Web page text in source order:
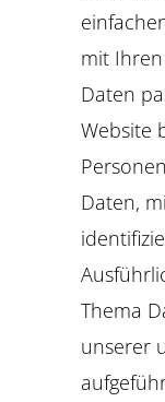
mit
Daten
Website
Daten,
Thema
unserer